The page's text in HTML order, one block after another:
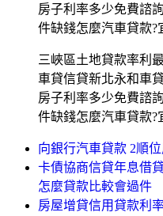
房子利率多少免費諮
件缺錢怎麼汽車貸款?
三峽區土地貸款率利
車貸信貸新北永和車
房子利率多少免費諮
件缺錢怎麼汽車貸款?
向銀行汽車貸款 2順
卡債協商信貸年息借
怎麼貸款比較會過件
房屋增貸信用貸款利